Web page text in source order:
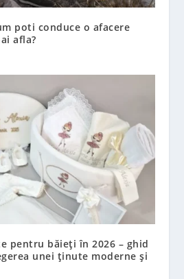
poti conduce o afacere
afla?
pentru băieți în 2026 – ghid
unei ținute moderne și